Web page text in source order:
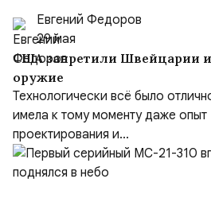
Евгений Федоров
29 мая
США запретили Швейцарии
оружие
Технологически всё было
имела к тому моменту даже опыт
проектирования и...